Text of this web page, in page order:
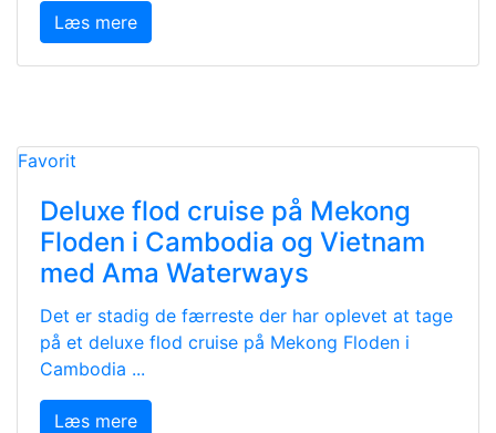
Læs mere
Favorit
Deluxe flod cruise på Mekong
Floden i Cambodia og Vietnam
med Ama Waterways
Det er stadig de færreste der har oplevet at tage
på et deluxe flod cruise på Mekong Floden i
Cambodia ...
Læs mere